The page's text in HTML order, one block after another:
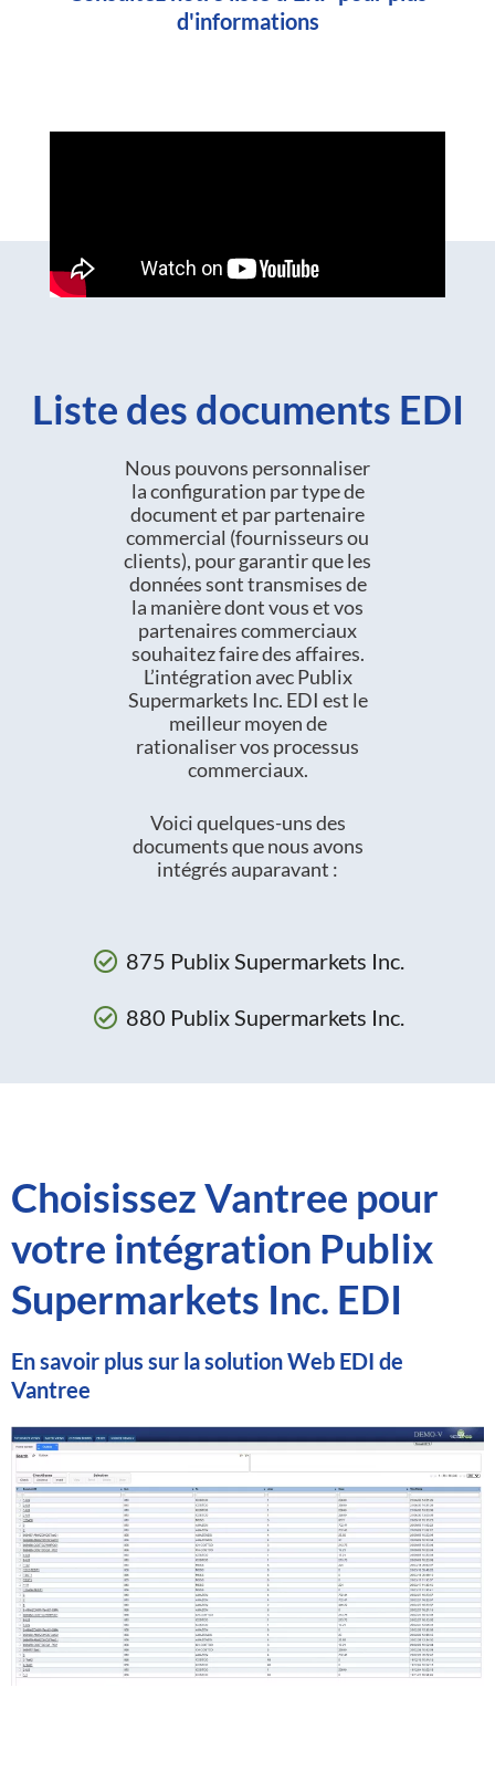
d'informations
Liste des documents EDI
Nous pouvons personnaliser
la configuration par type de
document et par partenaire
commercial (fournisseurs ou
clients), pour garantir que les
données sont transmises de
la manière dont vous et vos
partenaires commerciaux
souhaitez faire des affaires.
L’intégration avec Publix
Supermarkets Inc. EDI est le
meilleur moyen de
rationaliser vos processus
commerciaux.
Voici quelques-uns des
documents que nous avons
intégrés auparavant :
875 Publix Supermarkets Inc.
880 Publix Supermarkets Inc.
Choisissez Vantree pour
votre intégration Publix
Supermarkets Inc. EDI
En savoir plus sur la solution Web EDI de
Vantree